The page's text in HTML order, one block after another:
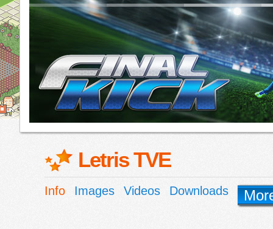
Letris TVE
Info Images Videos Downloads